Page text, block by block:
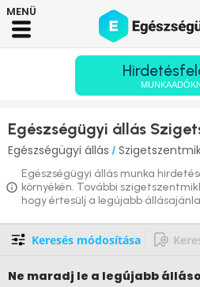
Egészségügyi állás
Egészségügyi állás /
Egészségügyi állás munka
környékén. További
hogy értesülj a legújabb
Keresés módosítása
Ne maradj le a legújabb